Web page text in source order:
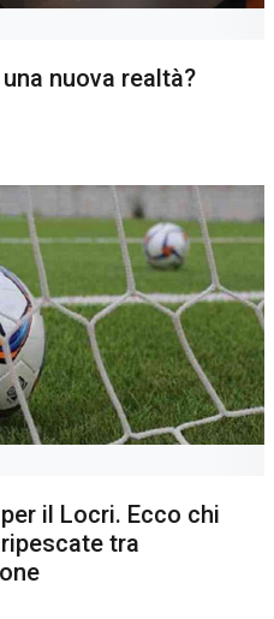
nuova realtà?
il Locri. Ecco chi
tra